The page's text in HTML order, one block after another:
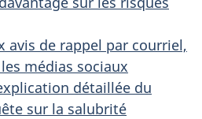
avis de rappel par courriel,
médias sociaux
détaillée du
sur la salubrité